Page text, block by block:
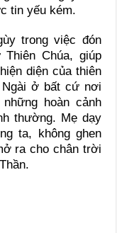
tin yếu kém.
trong việc đón
Chúa, giúp
diện của thiên
ở bất cứ nơi
hoàn cảnh
thường. Mẹ dạy
ta, không ghen
ra cho chân trời